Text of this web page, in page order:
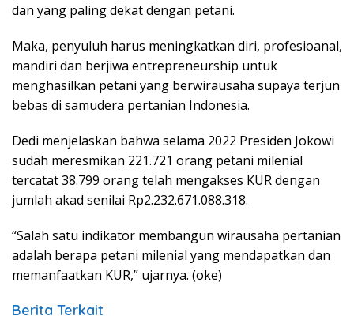
dan yang paling dekat dengan petani.
Maka, penyuluh harus meningkatkan diri, profesioanal,
mandiri dan berjiwa entrepreneurship untuk
menghasilkan petani yang berwirausaha supaya terjun
bebas di samudera pertanian Indonesia.
Dedi menjelaskan bahwa selama 2022 Presiden Jokowi
sudah meresmikan 221.721 orang petani milenial
tercatat 38.799 orang telah mengakses KUR dengan
jumlah akad senilai Rp2.232.671.088.318.
“Salah satu indikator membangun wirausaha pertanian
adalah berapa petani milenial yang mendapatkan dan
memanfaatkan KUR,” ujarnya. (oke)
Berita Terkait